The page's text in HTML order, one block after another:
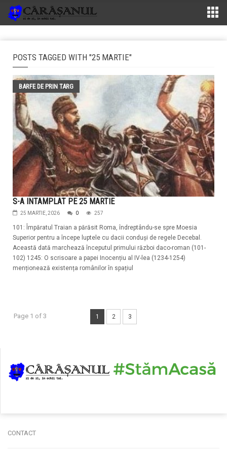
POSTS TAGGED WITH "25 MARTIE"
BARFE DE PRIN TARG
S-A INTAMPLAT PE 25 MARTIE
25 MARTIE, 2026 0 257
101: Împăratul Traian a părăsit Roma, îndreptându-se spre Moesia
Superior pentru a începe luptele cu dacii conduși de regele Decebal.
Această dată marchează începutul primului război daco-roman (101-
102) 1245: O scrisoare a papei Inocențiu al IV-lea (1234-1254)
menționează existența românilor în spațiul
Page 1 of 3 1 2 3
CONTACT